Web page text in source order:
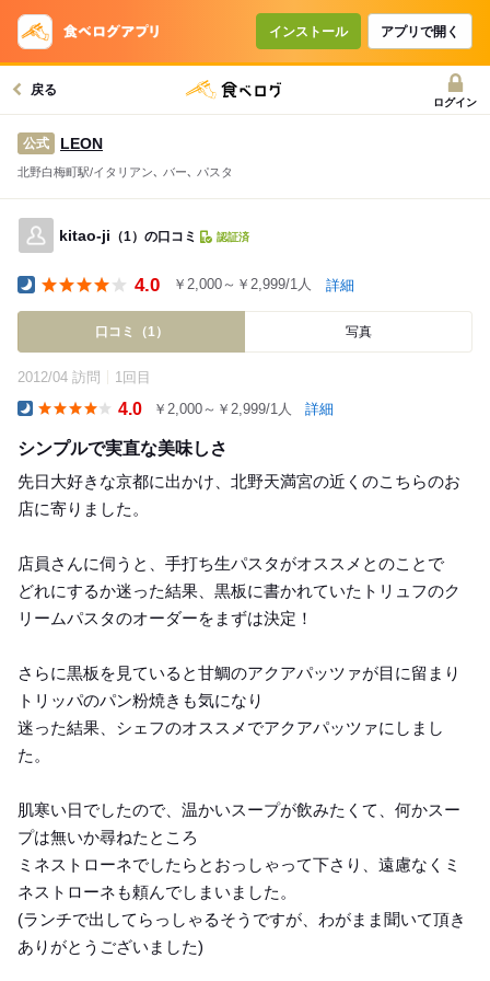
インストール アプリで開く
戻る
ログイン
公式 LEON
北野白梅町駅/イタリアン､ バー､ パスタ
kitao-ji （1）の口コミ 認証済
4.0 ￥2,000～￥2,999/1人 詳細
口コミ（1） 写真
2012/04 訪問 1回目
4.0 ￥2,000～￥2,999/1人 詳細
シンプルで実直な美味しさ
先日大好きな京都に出かけ、北野天満宮の近くのこちらのお
店に寄りました。
店員さんに伺うと、手打ち生パスタがオススメとのことで
どれにするか迷った結果、黒板に書かれていたトリュフのク
リームパスタのオーダーをまずは決定！
さらに黒板を見ていると甘鯛のアクアパッツァが目に留まり
トリッパのパン粉焼きも気になり
迷った結果、シェフのオススメでアクアパッツァにしまし
た。
肌寒い日でしたので、温かいスープが飲みたくて、何かスー
プは無いか尋ねたところ
ミネストローネでしたらとおっしゃって下さり、遠慮なくミ
ネストローネも頼んでしまいました。
(ランチで出してらっしゃるそうですが、わがまま聞いて頂き
ありがとうございました)